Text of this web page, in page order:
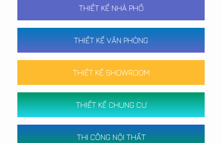
THIẾT KẾ NHÀ PHỐ
THIẾT KẾ VĂN PHÒNG
THIẾT KẾ SHOWROOM
THIẾT KẾ CHUNG CƯ
THI CÔNG NỘI THẤT